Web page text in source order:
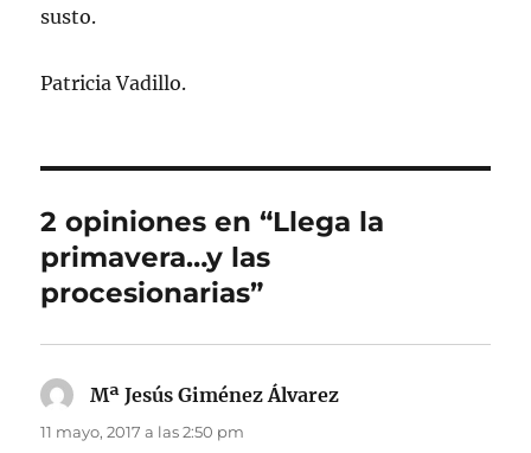
susto.
Patricia Vadillo.
2 opiniones en “Llega la
primavera…y las
procesionarias”
Mª Jesús Giménez Álvarez
11 mayo, 2017 a las 2:50 pm